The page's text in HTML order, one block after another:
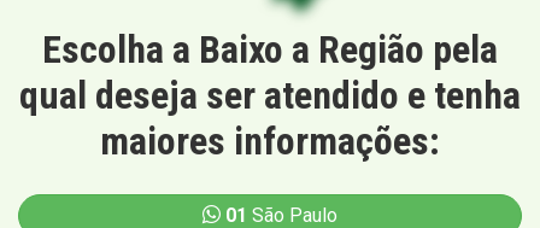
Escolha a Baixo a Região pela
qual deseja ser atendido e tenha
maiores informações:
01 São Paulo